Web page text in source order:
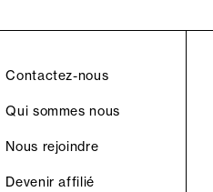
Contactez-nous
Qui sommes nous
Nous rejoindre
Devenir affilié